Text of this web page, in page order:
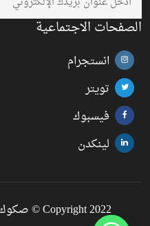
الصفحات الاجتماعية
انستجرام
تويتر
فيسبوك
لينكدن
Copyright 2022 © صكوك الحجاز للخدمات العقارية.